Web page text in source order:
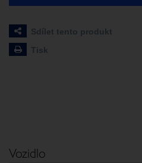
Sdílet tento produkt
Tisk
Vozidlo